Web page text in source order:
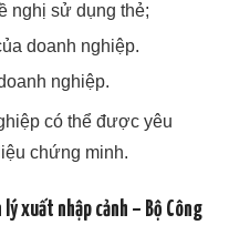
nghị sử dụng thẻ;
doanh nghiệp.
nghiệp.
có thể được yêu
chứng minh.
lý xuất nhập cảnh – Bộ Công